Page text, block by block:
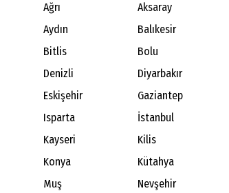
Ağrı Aksaray
Aydın Balıkesir
Bitlis Bolu
Denizli Diyarbakır
Eskişehir Gaziantep
Isparta İstanbul
Kayseri Kilis
Konya Kütahya
Muş Nevşehir